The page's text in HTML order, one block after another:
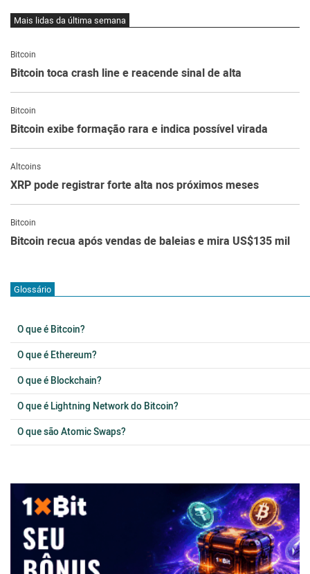
Mais lidas da última semana
Bitcoin
Bitcoin toca crash line e reacende sinal de alta
Bitcoin
Bitcoin exibe formação rara e indica possível virada
Altcoins
XRP pode registrar forte alta nos próximos meses
Bitcoin
Bitcoin recua após vendas de baleias e mira US$135 mil
Glossário
O que é Bitcoin?
O que é Ethereum?
O que é Blockchain?
O que é Lightning Network do Bitcoin?
O que são Atomic Swaps?